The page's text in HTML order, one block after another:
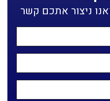
ניצור אתכם קשר